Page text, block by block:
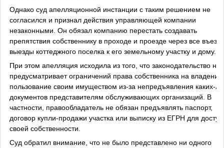
Однако суд апелляционной инстанции с таким решением не
согласился и признал действия управляющей компании
незаконными. Он обязал компанию перестать создавать
препятствия собственнику в проходе и проезде через все
выезды коттеджного поселка к его земельному участку и дому.
При этом апелляция исходила из того, что законодательство не
предусматривает ограничений права собственника на владение
пользование своим имуществом из-за непредъявления каких-
документов представителям обслуживающих организаций. В
частности, правообладатель не обязан предъявлять паспорт,
договор купли-продажи участка или выписку из ЕГРН для
своей собственности.
Суд обратил внимание, что не было представлено ни одного